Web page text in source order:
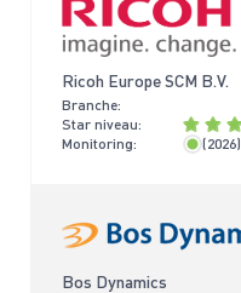
Ricoh Europe SCM B.V.
Branche:
Star niveau:
Monitoring:
< 2 jaar
(2026)
Bos Dynamics